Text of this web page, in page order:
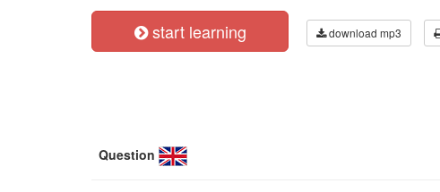
start learning download mp3
Question